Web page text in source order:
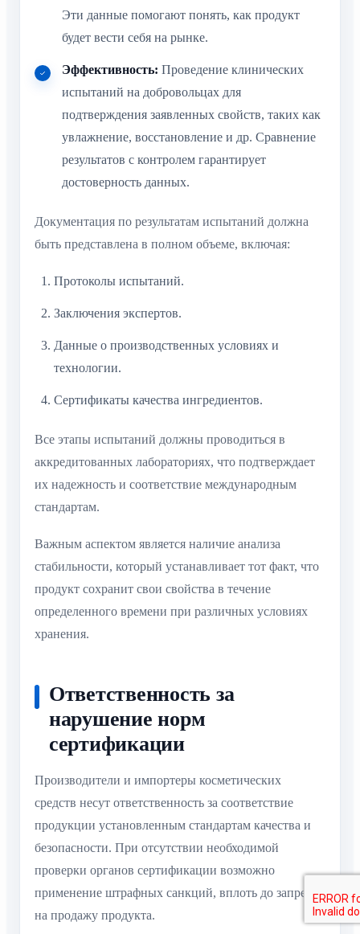
Эти данные помогают понять, как продукт
будет вести себя на рынке.
Эффективность: Проведение клинических
испытаний на добровольцах для
подтверждения заявленных свойств, таких как
увлажнение, восстановление и др. Сравнение
результатов с контролем гарантирует
достоверность данных.
Документация по результатам испытаний должна
быть представлена в полном объеме, включая:
Протоколы испытаний.
Заключения экспертов.
Данные о производственных условиях и
технологии.
Сертификаты качества ингредиентов.
Все этапы испытаний должны проводиться в
аккредитованных лабораториях, что подтверждает
их надежность и соответствие международным
стандартам.
Важным аспектом является наличие анализа
стабильности, который устанавливает тот факт, что
продукт сохранит свои свойства в течение
определенного времени при различных условиях
хранения.
Ответственность за
нарушение норм
сертификации
Производители и импортеры косметических
средств несут ответственность за соответствие
продукции установленным стандартам качества и
безопасности. При отсутствии необходимой
проверки органов сертификации возможно
применение штрафных санкций, вплоть до запрета
на продажу продукта.